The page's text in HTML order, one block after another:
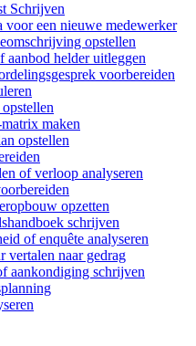
Schrijven
voor een nieuwe medewerker
opstellen
aanbod helder uitleggen
voorbereiden
maken
opstellen
of verloop analyseren
opzetten
schrijven
of enquête analyseren
vertalen naar gedrag
aankondiging schrijven